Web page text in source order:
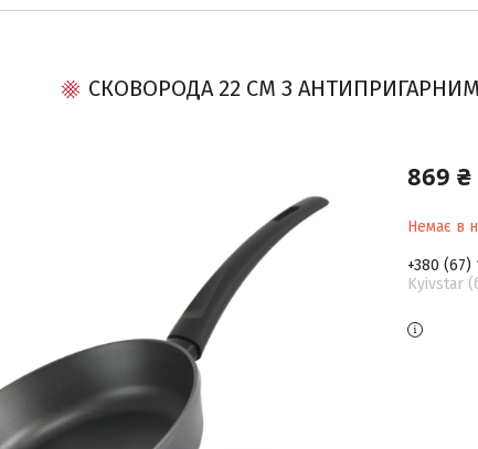
СКОВОРОДА 22 СМ З
869 ₴
Немає в
+380 (67)
Kyivstar